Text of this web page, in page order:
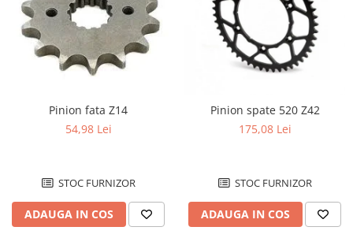
Pinion fata Z14
54,98 Lei
STOC FURNIZOR
ADAUGA IN COS
Pinion spate 520 Z42
175,08 Lei
STOC FURNIZOR
ADAUGA IN COS